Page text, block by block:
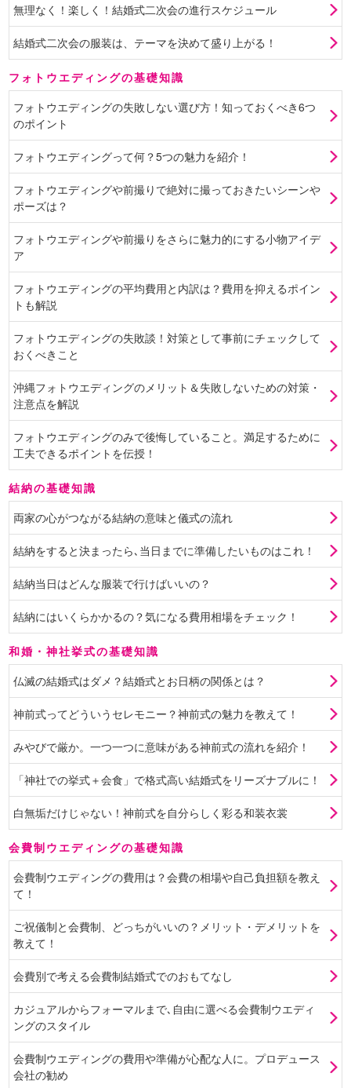
無理なく！楽しく！結婚式二次会の進行スケジュール
結婚式二次会の服装は、テーマを決めて盛り上がる！
フォトウエディングの基礎知識
フォトウエディングの失敗しない選び方！知っておくべき6つ
のポイント
フォトウエディングって何？5つの魅力を紹介！
フォトウエディングや前撮りで絶対に撮っておきたいシーンや
ポーズは？
フォトウエディングや前撮りをさらに魅力的にする小物アイデ
ア
フォトウエディングの平均費用と内訳は？費用を抑えるポイン
トも解説
フォトウエディングの失敗談！対策として事前にチェックして
おくべきこと
沖縄フォトウエディングのメリット＆失敗しないための対策・
注意点を解説
フォトウエディングのみで後悔していること。満足するために
工夫できるポイントを伝授！
結納の基礎知識
両家の心がつながる結納の意味と儀式の流れ
結納をすると決まったら､当日までに準備したいものはこれ！
結納当日はどんな服装で行けばいいの？
結納にはいくらかかるの？気になる費用相場をチェック！
和婚・神社挙式の基礎知識
仏滅の結婚式はダメ？結婚式とお日柄の関係とは？
神前式ってどういうセレモニー？神前式の魅力を教えて！
みやびで厳か。一つ一つに意味がある神前式の流れを紹介！
「神社での挙式＋会食」で格式高い結婚式をリーズナブルに！
白無垢だけじゃない！神前式を自分らしく彩る和装衣裳
会費制ウエディングの基礎知識
会費制ウエディングの費用は？会費の相場や自己負担額を教え
て！
ご祝儀制と会費制、どっちがいいの？メリット・デメリットを
教えて！
会費別で考える会費制結婚式でのおもてなし
カジュアルからフォーマルまで､自由に選べる会費制ウエディ
ングのスタイル
会費制ウエディングの費用や準備が心配な人に。プロデュース
会社の勧め